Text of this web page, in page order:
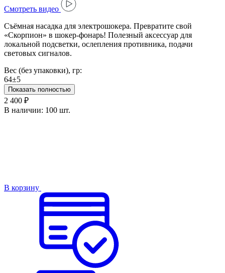
Cмотреть видео
Съёмная насадка для электрошокера. Превратите свой
«Скорпион» в шокер-фонарь! Полезный аксессуар для
локальной подсветки, ослепления противника, подачи
световых сигналов.
Вес (без упаковки), гр:
64±5
Показать полностью
2 400 ₽
В наличии: 100 шт.
В корзину